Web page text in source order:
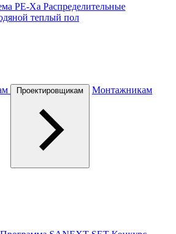
PE-Xa Распределительные
теплый пол
Проектировщикам Монтажникам